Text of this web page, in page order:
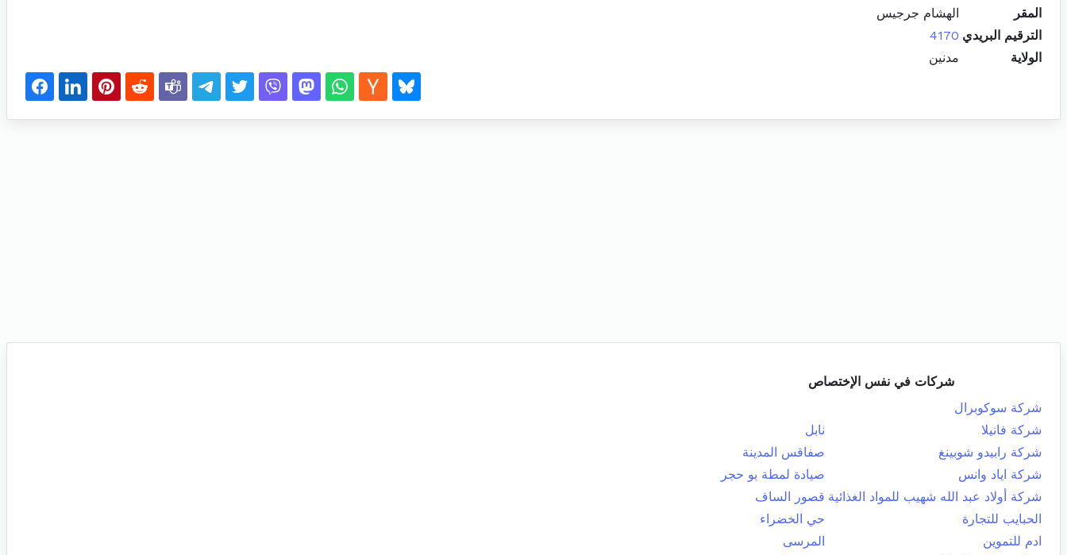
المقر
الهشام جرجيس
الترقيم البريدي 4170
الولاية
مدنين
شركات في نفس الإختصاص
شركة سوكوبرال
شركة فانيلا
نابل
شركة رابيدو شوبينغ
صفاقس المدينة
شركة اياد وانس
صيادة لمطة بو حجر
شركة أولاد عبد الله شهيب للمواد الغذائية قصور الساف
الحبايب للتجارة
حي الخضراء
ادم للتموين
المرسى